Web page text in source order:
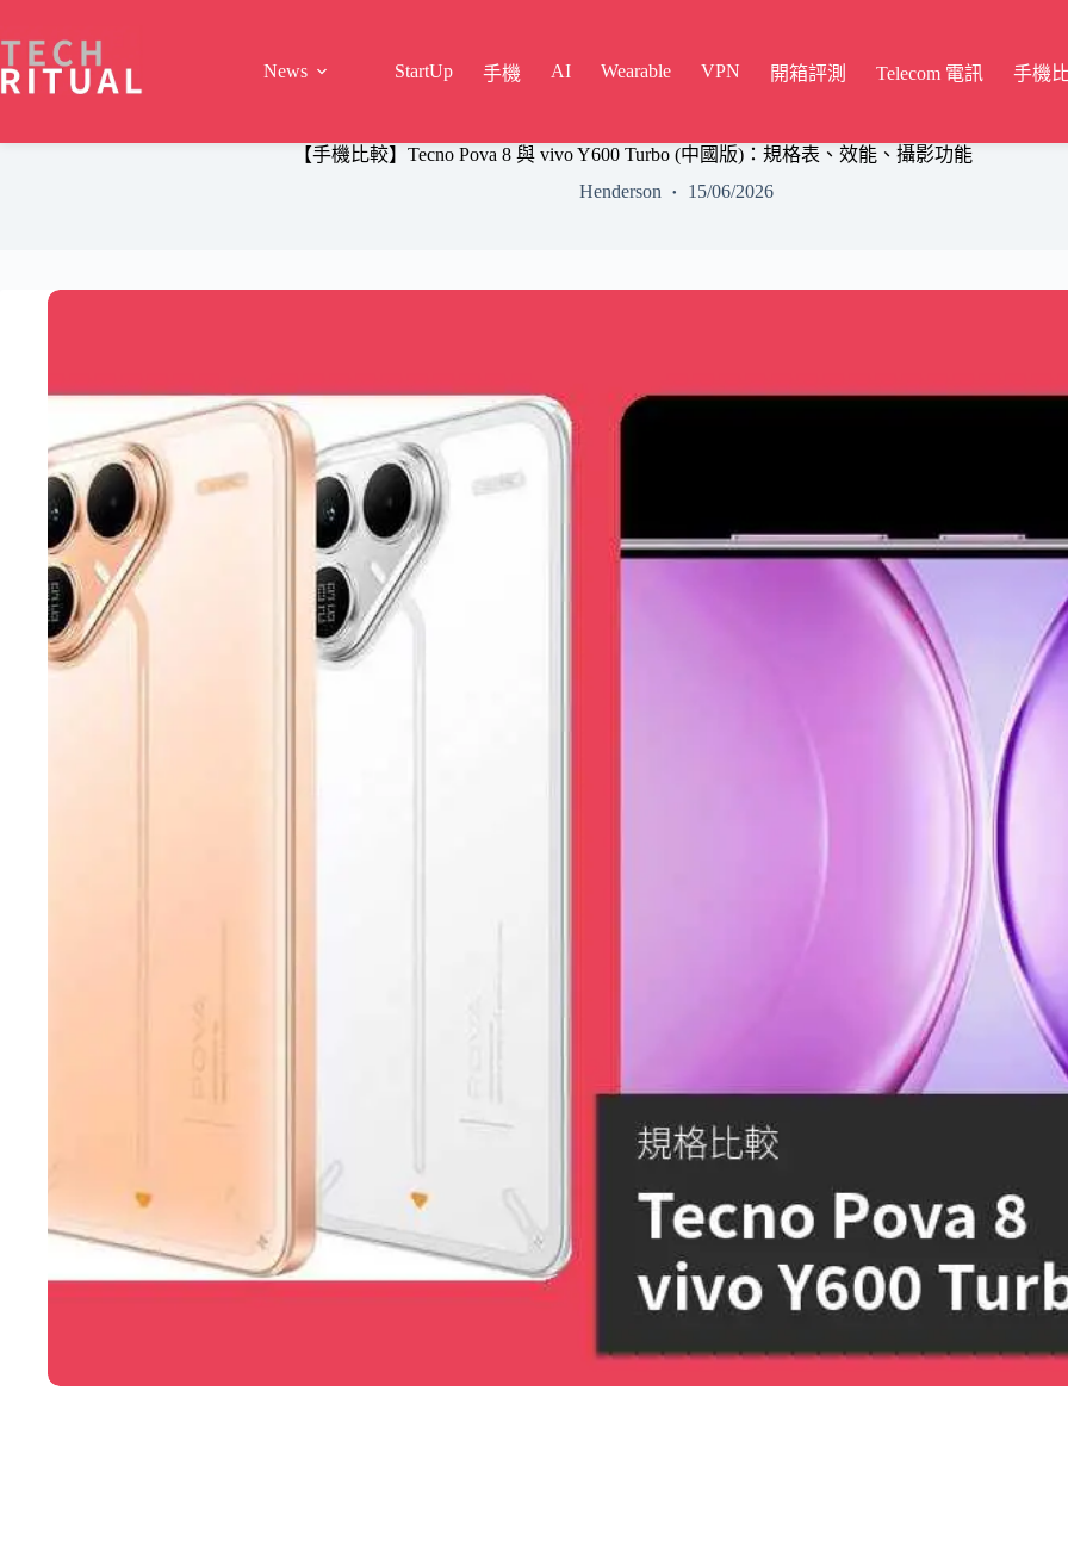
content
News
StartUp 手機 AI Wearable VPN 開箱評測 Telecom 電訊 手機
【手機比較】Tecno Pova 8 與 vivo Y600 Turbo (中國版)：規格表、效能、攝影功能
Henderson
15/06/2026